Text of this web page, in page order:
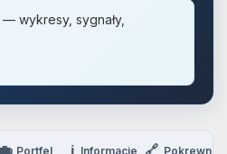
wykresy, sygnały,
Portfel ℹ️ Informacje 🔗 Pokrewne